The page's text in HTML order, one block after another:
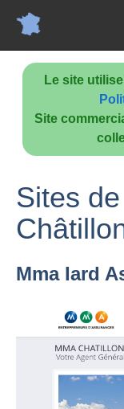
Le site
Site
Sites
Mma Iard